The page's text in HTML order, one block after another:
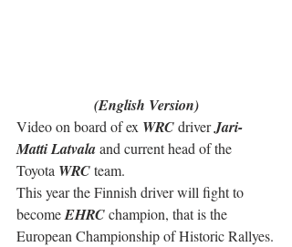
(English Version)
Video on board of ex WRC driver Jari-
Matti Latvala and current head of the
Toyota WRC team.
This year the Finnish driver will fight to
become EHRC champion, that is the
European Championship of Historic Rallyes.